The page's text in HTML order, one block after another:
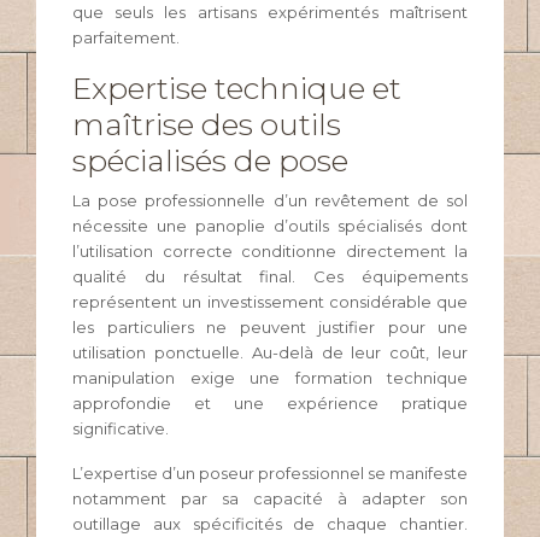
que seuls les artisans expérimentés maîtrisent
parfaitement.
Expertise technique et
maîtrise des outils
spécialisés de pose
La pose professionnelle d’un revêtement de sol
nécessite une panoplie d’outils spécialisés dont
l’utilisation correcte conditionne directement la
qualité du résultat final. Ces équipements
représentent un investissement considérable que
les particuliers ne peuvent justifier pour une
utilisation ponctuelle. Au-delà de leur coût, leur
manipulation exige une formation technique
approfondie et une expérience pratique
significative.
L’expertise d’un poseur professionnel se manifeste
notamment par sa capacité à adapter son
outillage aux spécificités de chaque chantier.